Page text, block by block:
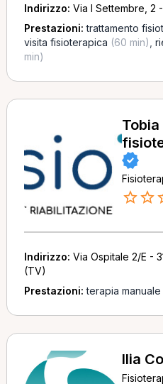
Indirizzo: Via I Settembre, 2
Prestazioni:trattamento
visita fisioterapica (60 min)
min)
Tobia
Indirizzo: Via Ospitale 2/E -
(TV)
Prestazioni:terapia manuale
Ilia